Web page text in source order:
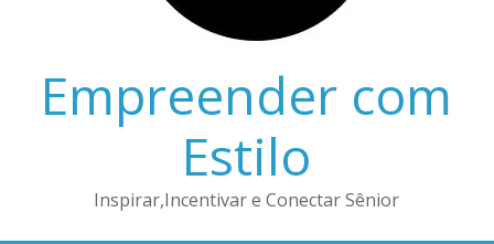
Empreender com
Estilo
Inspirar,Incentivar e Conectar Sênior